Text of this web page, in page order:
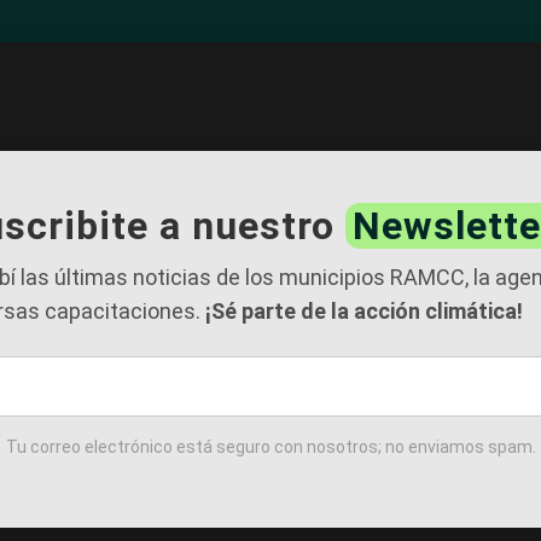
a nuestro
las últimas noticias de los municipios RAMCC, la
capacitaciones. ¡Sé parte de la acción climática!
Tu correo electrónico está seguro con nosotros; no enviamos spam.